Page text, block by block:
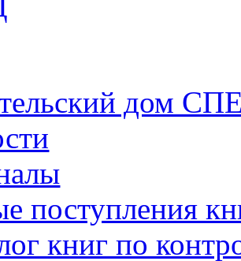
дом
поступления
книг по